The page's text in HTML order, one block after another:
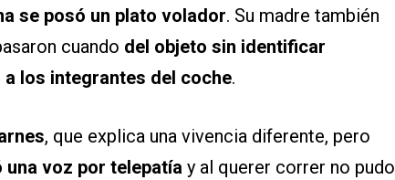
se posó un plato volador. Su madre también
cuando del objeto sin identificar
los integrantes del coche.
, que explica una vivencia diferente, pero
una voz por telepatía y al querer correr no pudo